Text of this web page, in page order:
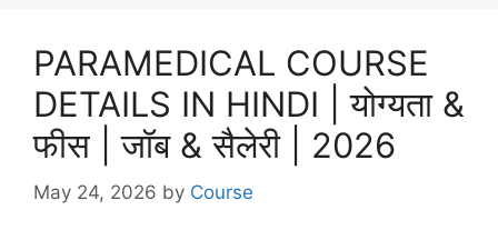
PARAMEDICAL COURSE
DETAILS IN HINDI | योग्यता &
फीस | जॉब & सैलेरी | 2026
May 24, 2026 by Course